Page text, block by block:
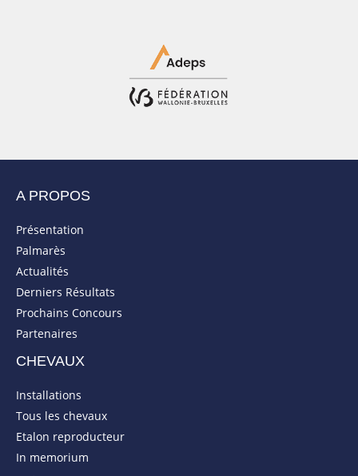
A PROPOS
Présentation
Palmarès
Actualités
Derniers Résultats
Prochains Concours
Partenaires
CHEVAUX
Installations
Tous les chevaux
Etalon reproducteur
In memorium